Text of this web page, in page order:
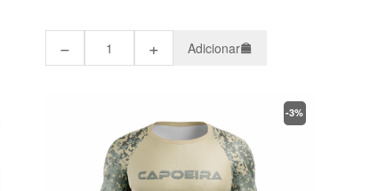
− + Adicionar
-3%